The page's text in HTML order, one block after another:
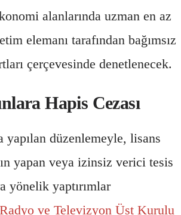
alanlarında uzman en az
elemanı tarafından bağımsız
çerçevesinde denetlenecek.
Hapis Cezası
yapılan düzenlemeyle, lisans
yapan veya izinsiz verici tesis
yönelik yaptırımlar
Radyo ve Televizyon Üst Kurulu